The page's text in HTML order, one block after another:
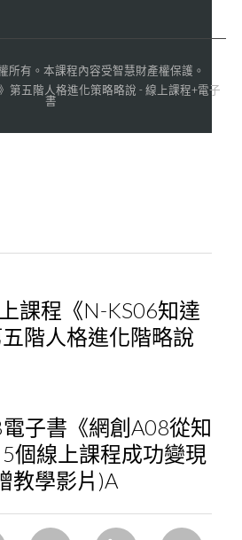
所有。本課程內容受智慧財產權保護。
第五階人格進化策略略說 - 線上課程+電子
書
課程《N-KS06知達
階人格進化階略說
子書《網創A08從知
個線上課程成功變現
教學影片)A